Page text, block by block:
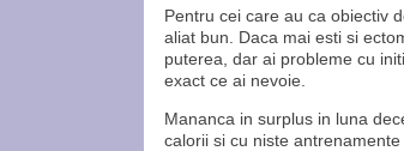
Pentru cei care au ca obiectiv
aliat bun. Daca mai esti si
puterea, dar ai probleme cu
exact ce ai nevoie.
Mananca in surplus in luna
calorii si cu niste